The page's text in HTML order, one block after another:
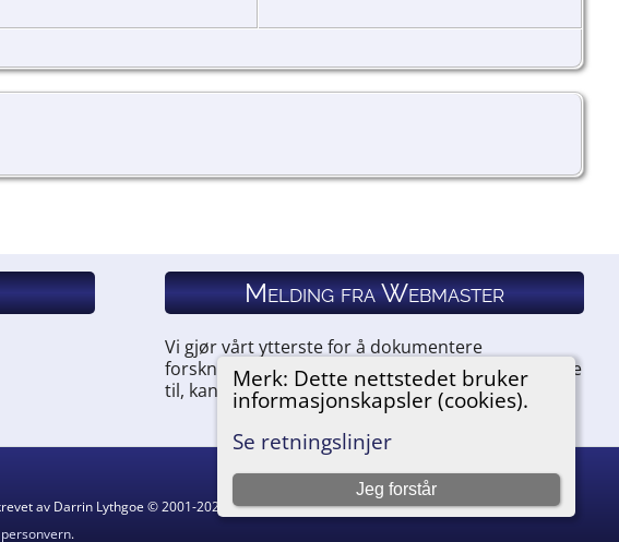
Merk: Dette nettstedet bruker
informasjonskapsler (cookies).
Se retningslinjer
Jeg forstår
Melding fra Webmaster
Vi gjør vårt ytterste for å dokumentere
forskningen vår. Hvis du har noe du ønsker å legge
til, kan du kontakte oss.
av Darrin Lythgoe © 2001-2026.
.